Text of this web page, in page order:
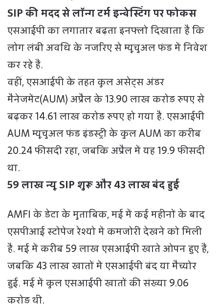
SIP की मदद से लॉन्ग टर्म इन्वेस्टिंग पर फोकस
एसआईपी का लगातार बढ़ता इनफ्लो दिखाता है कि
लोग लंबी अवधि के नजरिए से म्यूचुअल फंड में निवेश
कर रहे हैं.
वहीं, एसआईपी के तहत कुल असेट्स अंडर
मैनेजमेंट(AUM) अप्रैल के 13.90 लाख करोड़ रुपए से
बढ़कर 14.61 लाख करोड़ रुपए हो गया है. एसआईपी
AUM म्यूचुअल फंड इंडस्ट्री के कुल AUM का करीब
20.24 फीसदी रहा, जबकि अप्रैल में यह 19.9 फीसदी
था.
59 लाख न्यू SIP शुरू और 43 लाख बंद हुई
AMFI के डेटा के मुताबिक, मई में कई महीनों के बाद
एसपीआई स्टोपेज रेश्यो में कमजोरी देखने को मिली
है. मई में करीब 59 लाख एसआईपी खाते ओपन हुए हैं,
जबकि 43 लाख खातों में एसआईपी बंद या मैच्योर
हुई. मई में कुल एसआईपी खातों की संख्या 9.06
करोड़ थी.